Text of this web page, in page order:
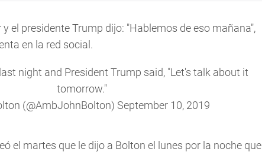
y el presidente Trump dijo: "Hablemos de eso mañana",
en la red social.
night and President Trump said, "Let's talk about it
tomorrow."
(@AmbJohnBolton) September 10, 2019
el martes que le dijo a Bolton el lunes por la noche que